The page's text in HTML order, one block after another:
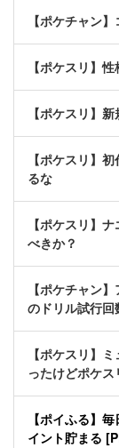
【ポケチャン
【ポケスリ】
【ポケスリ】
【ポケスリ】
るな
【ポケスリ】
べきか？
【ポケチャン
のドリル試行
【ポケスリ】
ったけどポケ
【ポイふる】
イント貯まる